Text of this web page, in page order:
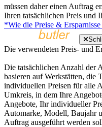
müssen daher einen Auftrag
Ihren tatsächlichen Preis und
*Wie die Preise &
Die verwendeten Preis- und
Die tatsächlichen Anzahl der
basieren auf Werkstätten, die
individuellen Preisen für alle
Umkreis, in dem Ihre
Angebote, Ihr individueller
Automarke, Modell, Baujahr
Auftrag ausgeführt werden